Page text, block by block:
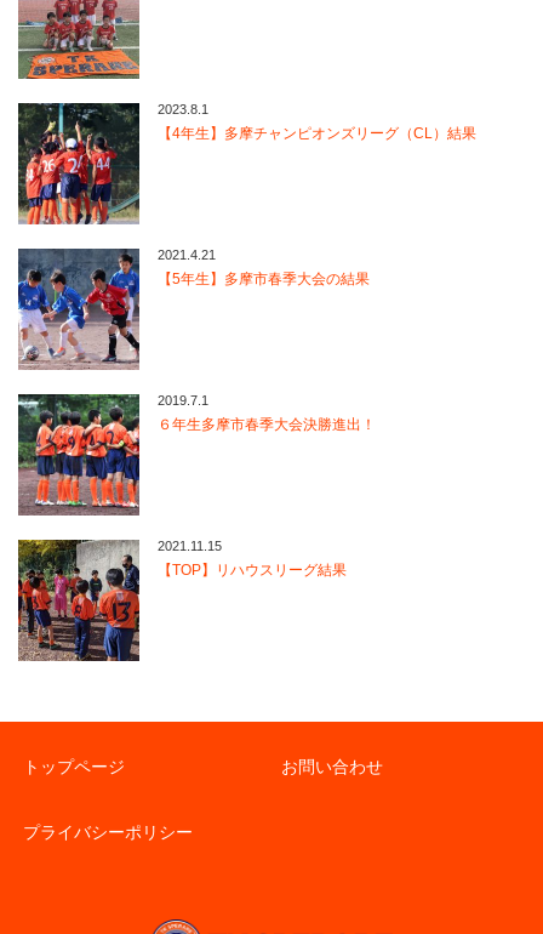
2023.8.1
【4年生】多摩チャンピオンズリーグ（CL）結果
2021.4.21
【5年生】多摩市春季大会の結果
2019.7.1
６年生多摩市春季大会決勝進出！
2021.11.15
【TOP】リハウスリーグ結果
トップページ お問い合わせ
プライバシーポリシー